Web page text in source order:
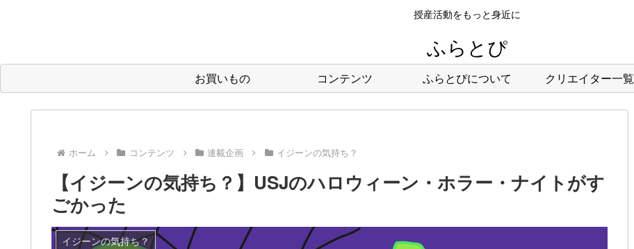
授産活動をもっと身近に
ふらとぴ
お買いもの コンテンツ ふらとぴについて クリエイター一覧
ホーム コンテンツ 連載企画 イジーンの気持ち？
【イジーンの気持ち？】USJのハロウィーン・ホラー・ナイトがす
ごかった
イジーンの気持ち？